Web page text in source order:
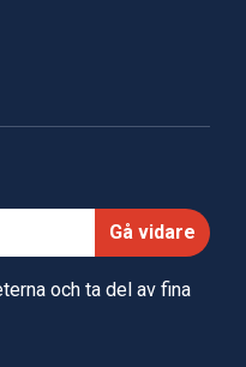
Gå vidare
och ta del av fina